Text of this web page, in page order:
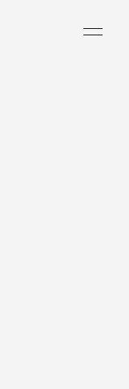
proszę poniżej